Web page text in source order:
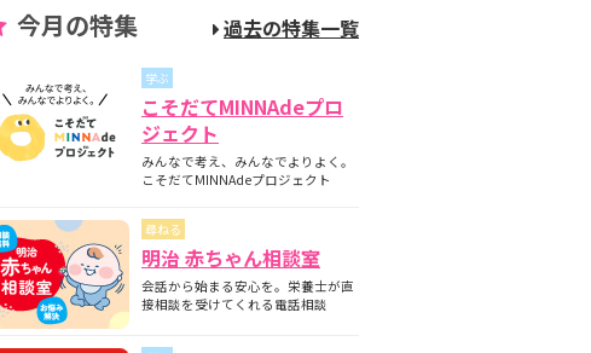
げ方とは？授乳方法やポイントについて
要？煮沸・電子レンジの違いも紹介
【医師監修】新生児の成長曲線とは？成長曲
線を下回るときの対策について
【医師監修】赤ちゃん（新生児）が便秘？原
因と家庭でできる解消方法、受診の目安につ
【助産師監修】離乳食の進め方とは？月齢
別・隔週のスケジュールやNG食材について
【助産師監修】離乳食はいつから始める？目
安時期と月齢別の離乳食の内容について
【医師監修】フォローアップミルクとは？母
今月の特集 過去の特集一覧
学ぶ
こそだてMINNAdeプロ
ジェクト
みんなで考え、みんなでよりよく。
こそだてMINNAdeプロジェクト
尋ねる
明治 赤ちゃん相談室
会話から始まる安心を。栄養士が直
接相談を受けてくれる電話相談